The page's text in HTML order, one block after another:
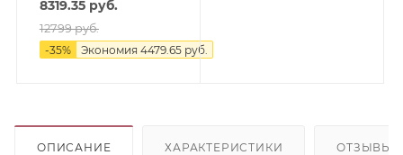
8319.35руб.
12799руб.
-35% Экономия 4479.65руб.
ОПИСАНИЕ ХАРАКТЕРИСТИКИ ОТЗЫВЫ